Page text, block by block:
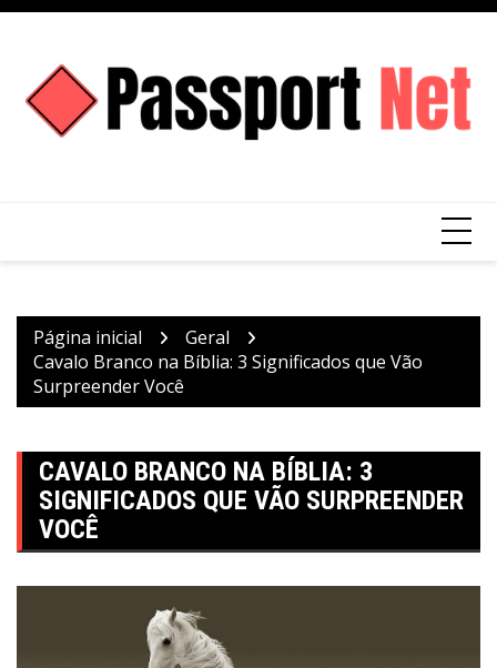
Ir
conteúdo
Página inicial
Geral
Cavalo Branco na Bíblia: 3 Significados que Vão
Surpreender Você
CAVALO BRANCO NA BÍBLIA: 3
SIGNIFICADOS QUE VÃO SURPREENDER
VOCÊ